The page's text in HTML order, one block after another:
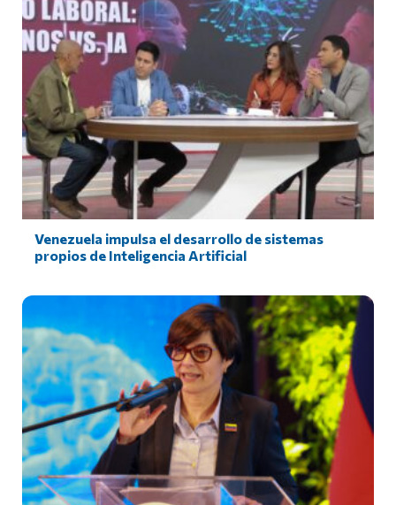
Venezuela impulsa el desarrollo de sistemas
propios de Inteligencia Artificial